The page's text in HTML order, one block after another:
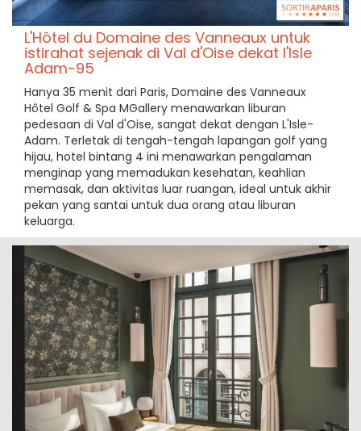
L'Hôtel du Domaine des Vanneaux untuk
istirahat sejenak di Val d'Oise dekat l'Isle
Adam-95
Hanya 35 menit dari Paris, Domaine des Vanneaux
Hôtel Golf & Spa MGallery menawarkan liburan
pedesaan di Val d'Oise, sangat dekat dengan L'Isle-
Adam. Terletak di tengah-tengah lapangan golf yang
hijau, hotel bintang 4 ini menawarkan pengalaman
menginap yang memadukan kesehatan, keahlian
memasak, dan aktivitas luar ruangan, ideal untuk akhir
pekan yang santai untuk dua orang atau liburan
keluarga.